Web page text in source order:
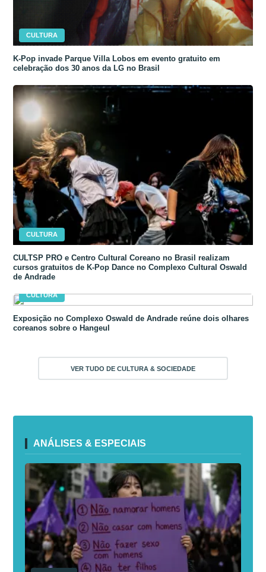
CULTURA
K-Pop invade Parque Villa Lobos em evento gratuito em
celebração dos 30 anos da LG no Brasil
CULTURA
CULTSP PRO e Centro Cultural Coreano no Brasil realizam
cursos gratuitos de K-Pop Dance no Complexo Cultural Oswald
de Andrade
CULTURA
Exposição no Complexo Oswald de Andrade reúne dois olhares
coreanos sobre o Hangeul
VER TUDO DE CULTURA & SOCIEDADE
ANÁLISES & ESPECIAIS